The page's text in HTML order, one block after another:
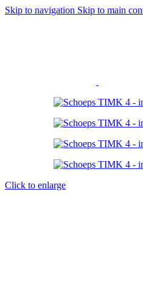
Skip to navigation Skip to main
Click to enlarge